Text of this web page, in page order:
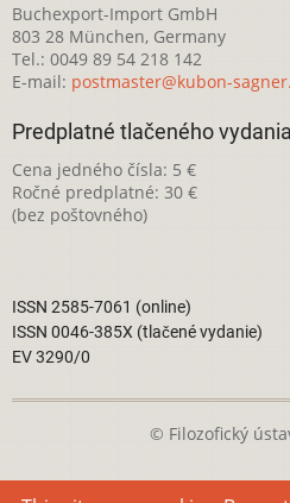
Buchexport-Import GmbH
803 28 München, Germany
Tel.: 0049 89 54 218 142
E-mail: postmaster@kubon-
Predplatné tlačeného vydania
Cena jedného čísla: 5 €
Ročné predplatné: 30 €
(bez poštovného)
ISSN 2585-7061 (online)
ISSN 0046-385X (tlačené vydanie)
EV 3290/0
© Filozofický
Táto webová stránka je